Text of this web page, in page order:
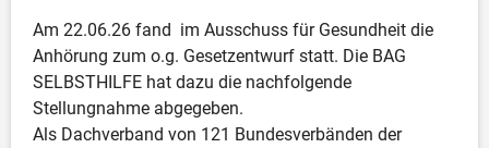
Am 22.06.26 fand  im Ausschuss für Gesundheit die
Anhörung zum o.g. Gesetzentwurf statt. Die BAG
SELBSTHILFE hat dazu die nachfolgende
Stellungnahme abgegeben.
Als Dachverband von 121 Bundesverbänden der